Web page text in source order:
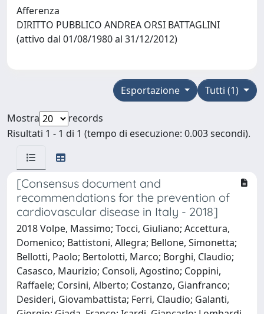
Afferenza
DIRITTO PUBBLICO ANDREA ORSI BATTAGLINI
(attivo dal 01/08/1980 al 31/12/2012)
Tutti (1)
Esportazione
Mostra
records
Risultati 1 - 1 di 1 (tempo di esecuzione: 0.003 secondi).
[Consensus document and
recommendations for the prevention of
cardiovascular disease in Italy - 2018]
2018 Volpe, Massimo; Tocci, Giuliano; Accettura,
Domenico; Battistoni, Allegra; Bellone, Simonetta;
Bellotti, Paolo; Bertolotti, Marco; Borghi, Claudio;
Casasco, Maurizio; Consoli, Agostino; Coppini,
Raffaele; Corsini, Alberto; Costanzo, Gianfranco;
Desideri, Giovambattista; Ferri, Claudio; Galanti,